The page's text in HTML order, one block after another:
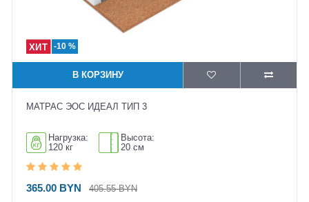
-10 %
В КОРЗИНУ
МАТРАС ЭОС ИДЕАЛ ТИП 3
Нагрузка:
120 кг
Высота:
20 см
365.00 BYN 405.55 BYN